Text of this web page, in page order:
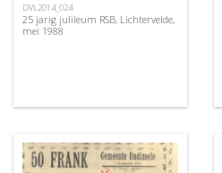
DVL2014_024
25 jarig julileum RSB, Lichtervelde,
mei 1988